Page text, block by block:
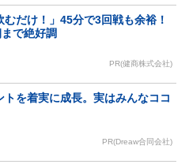
むだけ！」45分で3回戦も余裕！
で絶好調
PR(健商株式会社)
トを着実に成長。実はみんなココ
PR(Dreaw合同会社)